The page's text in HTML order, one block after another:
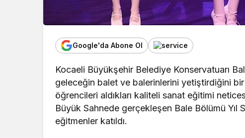
Google'da Abone Ol
Kocaeli Büyükşehir Belediye Konservatuarı
geleceğin balet ve balerinlerini yetiştirdiğini
öğrencileri aldıkları kaliteli sanat eğitimi
Büyük Sahnede gerçekleşen Bale Bölümü
eğitmenler katıldı.